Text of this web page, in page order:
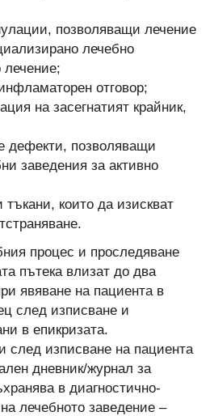
позволяващи лечение
лечебно
лечение;
отговор;
на засегнатият крайник,
дефекти, позволяващи
заведения за активно
тъкани, които да изискват
процес и проследяване
пътека влизат до два
явяване на пациента в
след изписване и
в епикризата.
след изписване на пациента
дневник/журнал за
в диагностично-
лечебното заведение –